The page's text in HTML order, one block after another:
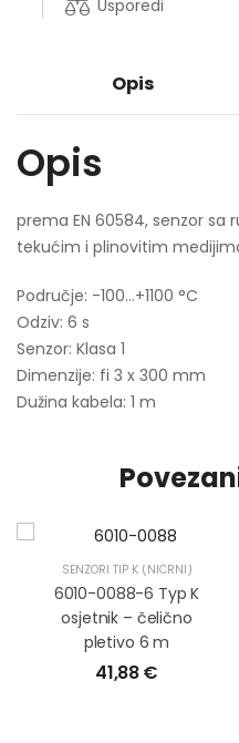
Usporedi
Opis
Opis
prema EN 60584, senzor
tekućim i plinovitim
Područje: -100…+1100 °C
Odziv: 6 s
Senzor: Klasa 1
Dimenzije: fi 3 x 300 mm
Dužina kabela: 1 m
SENZORI TIP K (NICRNI)
6010-0088-6 Typ K
osjetnik – čelično
pletivo 6 m
41,88€